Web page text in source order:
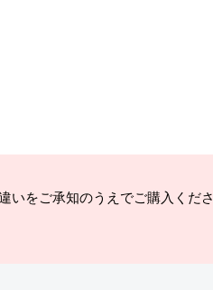
いをご承知のうえでご購入くださ